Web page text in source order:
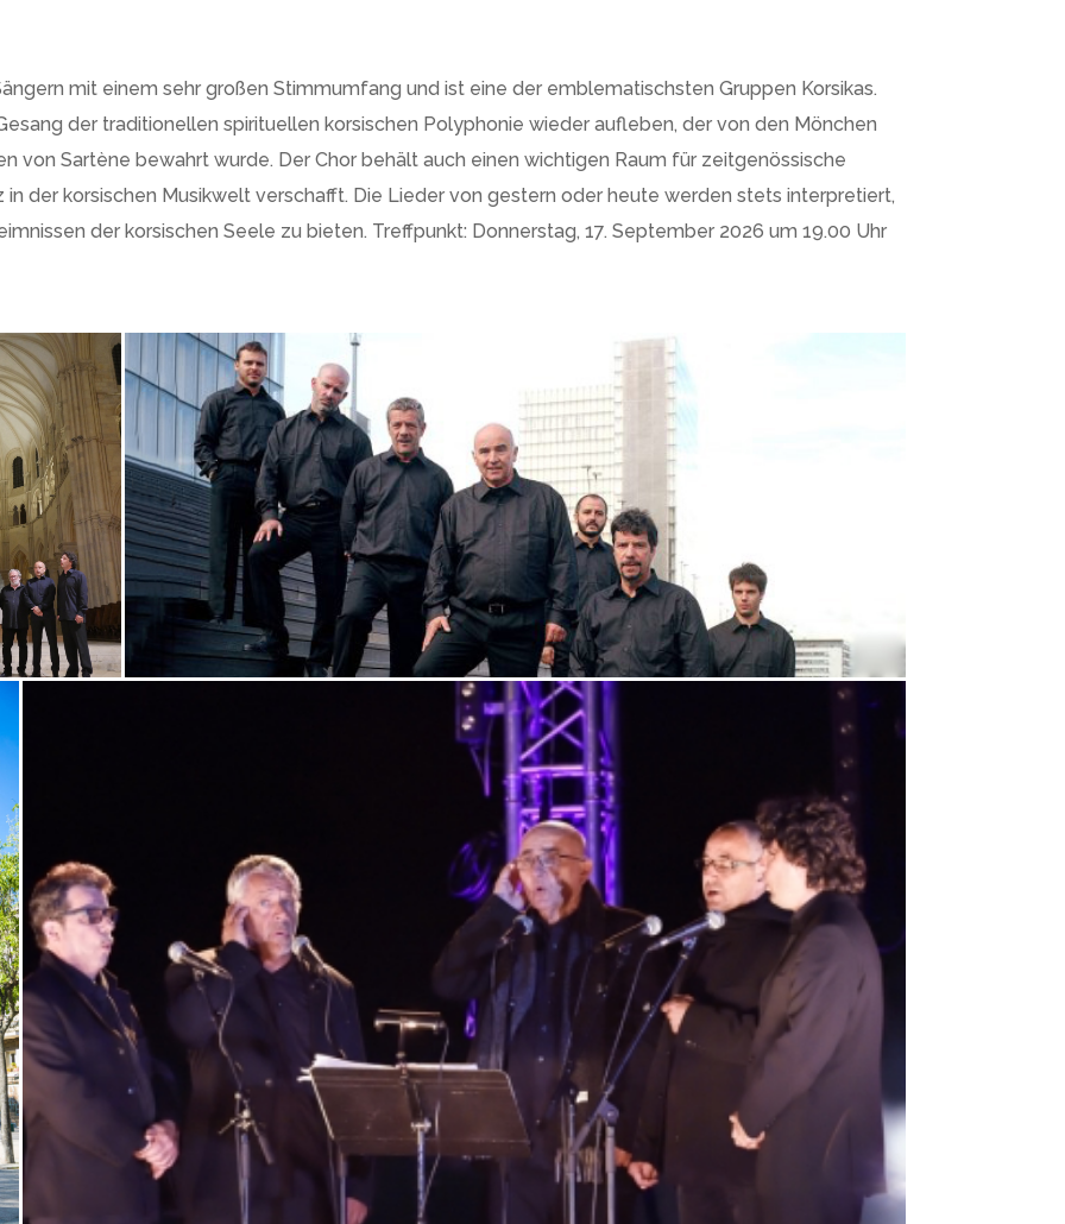
mit einem sehr großen Stimmumfang und ist eine der emblematischsten Gruppen Korsikas.
der traditionellen spirituellen korsischen Polyphonie wieder aufleben, der von den Mönchen
von Sartène bewahrt wurde. Der Chor behält auch einen wichtigen Raum für zeitgenössische
in der korsischen Musikwelt verschafft. Die Lieder von gestern oder heute werden stets interpretiert,
der korsischen Seele zu bieten. Treffpunkt: Donnerstag, 17. September 2026 um 19.00 Uhr